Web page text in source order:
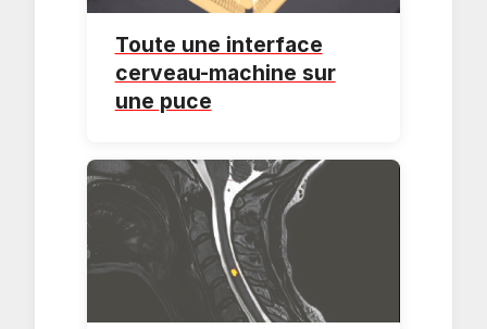
Toute une interface
cerveau-machine sur
une puce